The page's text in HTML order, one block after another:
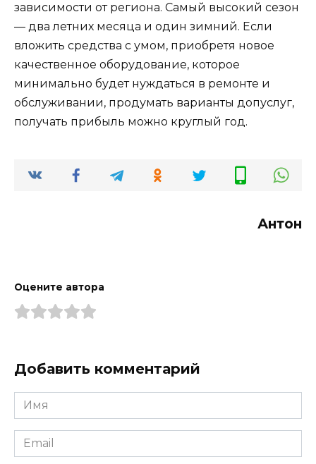
зависимости от региона. Самый высокий сезон
— два летних месяца и один зимний. Если
вложить средства с умом, приобретя новое
качественное оборудование, которое
минимально будет нуждаться в ремонте и
обслуживании, продумать варианты допуслуг,
получать прибыль можно круглый год.
Антон
Оцените автора
Добавить комментарий
Имя
*
Email
*